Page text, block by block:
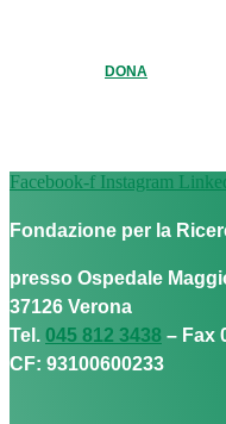
DONA
Facebook-f Instagram
Fondazione per la
presso Ospedale
37126 Verona
Tel. 045 812 3438 – Fax
CF: 93100600233